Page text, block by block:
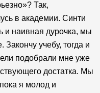
Так,
в академии. Синти
и наивная дурочка, мы
учебу, тогда и
подобрали мне уже
достатка. Мы
я молод и